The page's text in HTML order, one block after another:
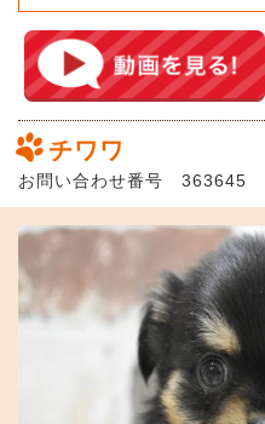
チワワ
お問い合わせ番号 363645